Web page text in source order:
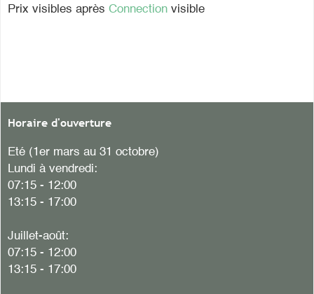
Prix visibles après Connection visible
Horaire d'ouverture
Eté (1er mars au 31 octobre)
Lundi à vendredi:
07:15 - 12:00
13:15 - 17:00
Juillet-août:
07:15 - 12:00
13:15 - 17:00